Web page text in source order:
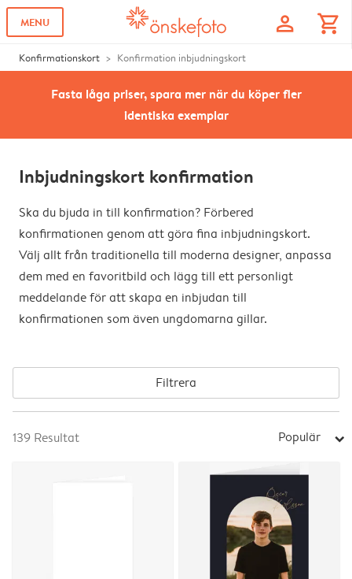
MENU profile shopping_cart
Konfirmationskort Konfirmation inbjudningskort
Fasta låga priser, spara mer när du köper fler
identiska exemplar
Inbjudningskort konfirmation
Ska du bjuda in till konfirmation? Förbered
konfirmationen genom att göra fina inbjudningskort.
Välj allt från traditionella till moderna designer, anpassa
dem med en favoritbild och lägg till ett personligt
meddelande för att skapa en inbjudan till
konfirmationen som även ungdomarna gillar.
Filtrera
139 Resultat Populär arrow_right